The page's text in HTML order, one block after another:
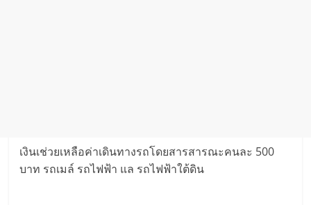
เงินเช่วยเหลือค่าเดินทางรถโดยสารสารณะคนละ 500
บาท รถเมล์ รถไฟฟ้า แล รถไฟฟ้าใต้ดิน